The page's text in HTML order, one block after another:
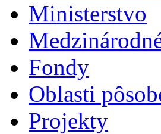
Ministerstvo
Fondy
Oblasti
Projekty